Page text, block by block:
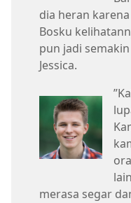
dia heran
Bosku
pun jadi
Jessica.
merasa segar